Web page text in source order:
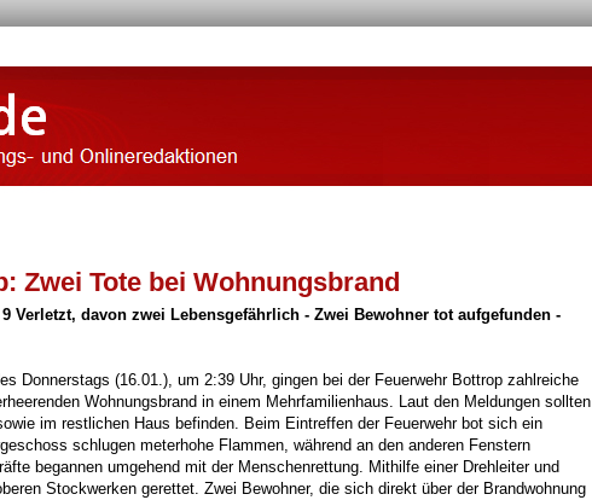
Zwei Tote bei Wohnungsbrand
Verletzt, davon zwei Lebensgefährlich - Zwei Bewohner tot aufgefunden -
Donnerstags (16.01.), um 2:39 Uhr, gingen bei der Feuerwehr Bottrop zahlreiche
Wohnungsbrand in einem Mehrfamilienhaus. Laut den Meldungen sollten
im restlichen Haus befinden. Beim Eintreffen der Feuerwehr bot sich ein
schlugen meterhohe Flammen, während an den anderen Fenstern
begannen umgehend mit der Menschenrettung. Mithilfe einer Drehleiter und
Stockwerken gerettet. Zwei Bewohner, die sich direkt über der Brandwohnung